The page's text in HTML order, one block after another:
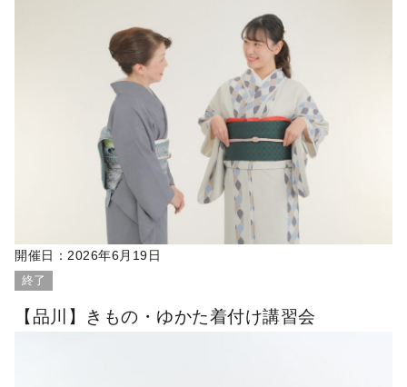
開催日： 2026年6月19日
終了
【品川】きもの・ゆかた着付け講習会